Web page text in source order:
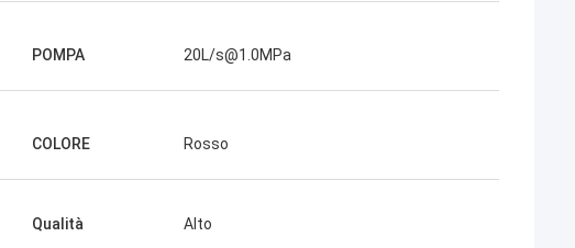
POMPA 20L/s@1.0MPa
COLORE Rosso
Qualità Alto